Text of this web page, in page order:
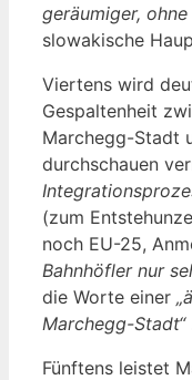
geräumiger,
slowakische
Viertens wird
Gespaltenheit
Marchegg-Stadt
durchschauen
(zum
noch EU-25,
Bahnhöfler nur
die Worte einer
Marchegg-Stadt“
Fünftens leistet